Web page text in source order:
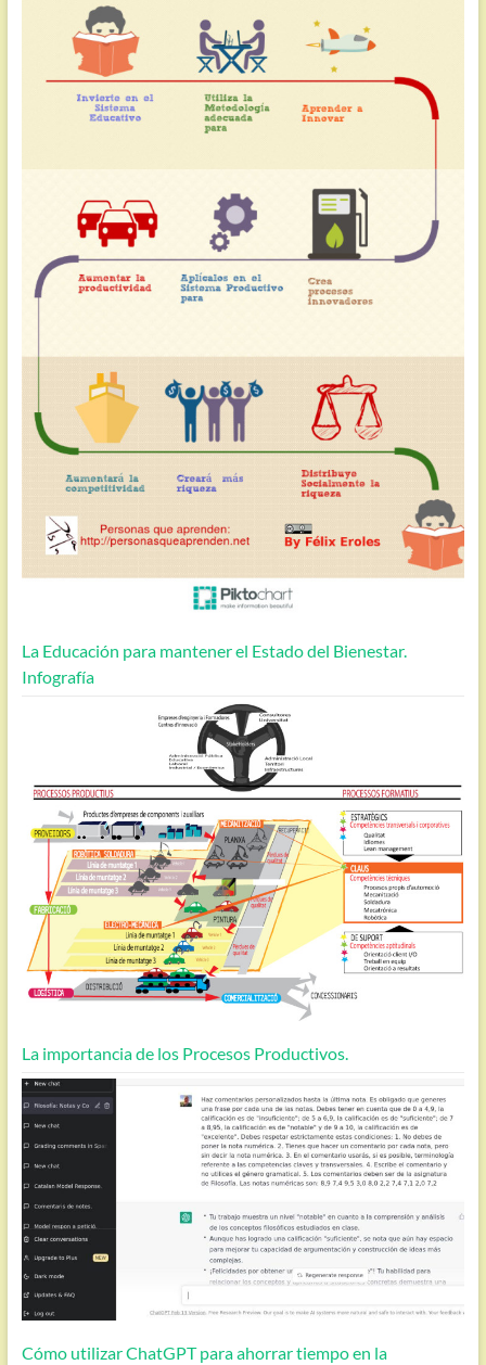
La Educación para mantener el Estado del Bienestar.
Infografía
La importancia de los Procesos Productivos.
Cómo utilizar ChatGPT para ahorrar tiempo en la